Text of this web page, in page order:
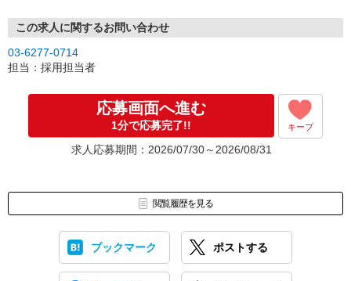
この求人に関するお問い合わせ
03-6277-0714
担当：採用担当者
応募画面へ進む
1分で応募完了!! キープ
求人応募期間：2026/07/30～2026/08/31
閲覧履歴を見る
ブックマーク ポストする